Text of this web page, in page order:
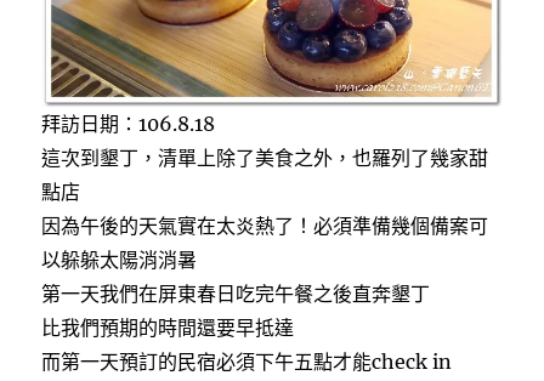
的
小
餐
館〉
拜訪日期：106.8.18
這次到墾丁，清單上除了美食之外，也羅列了幾家甜
點店
因為午後的天氣實在太炎熱了！必須準備幾個備案可
以躲躲太陽消消暑
第一天我們在屏東春日吃完午餐之後直奔墾丁
比我們預期的時間還要早抵達
而第一天預訂的民宿必須下午五點才能check in